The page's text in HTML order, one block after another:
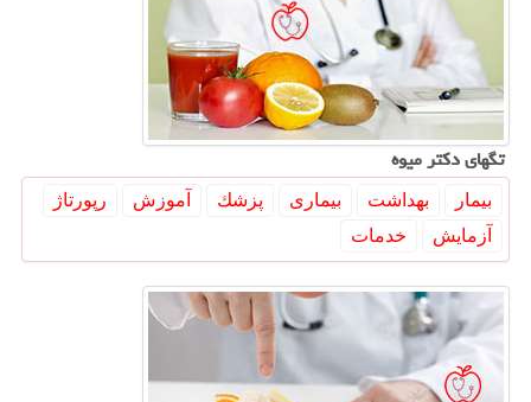
تگهای دكتر میوه
بیمار بهداشت بیماری پزشك آموزش
رپورتاژ
آزمایش
خدمات